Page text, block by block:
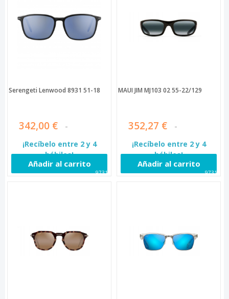
Serengeti Lenwood 8931 51-18
342,00 €
¡Recíbelo entre 2 y 4
hábiles!
Añadir al carrito
97312
MAUI JIM MJ103 02 55-22/129
352,27 €
¡Recíbelo entre 2 y 4
hábiles!
Añadir al carrito
97315